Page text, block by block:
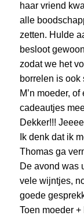
haar vriend
alle
zetten. Hulde
besloot
zodat we het
borrelen is ook
M’n moeder,
cadeautjes
Dekker!!!
Ik denk dat ik
Thomas ga
De avond was
vele wijntjes,
goede
Toen moeder